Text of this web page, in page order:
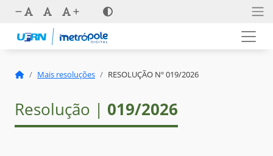
Mais resoluções RESOLUÇÃO Nº 019/2026
Resolução | 019/2026